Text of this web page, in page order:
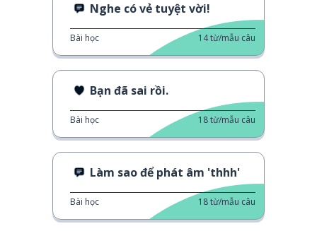
Nghe có vẻ tuyệt vời!
Bài học 14từ/mẫu câu
Bạn đã sai rồi.
Bài học 18từ/mẫu câu
Làm sao để phát âm 'thhh'
Bài học 18từ/mẫu câu